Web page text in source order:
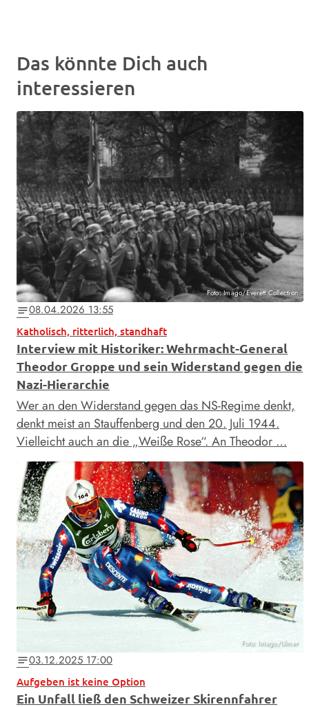
Das könnte Dich auch
interessieren
Foto: Imago/Everett Collection
notes08.04.2026 13:55
Katholisch, ritterlich, standhaft
Interview mit Historiker: Wehrmacht-General
Theodor Groppe und sein Widerstand gegen die
Nazi-Hierarchie
Wer an den Widerstand gegen das NS-Regime denkt,
denkt meist an Stauffenberg und den 20. Juli 1944.
Vielleicht auch an die „Weiße Rose“. An Theodor …
Foto: Imago/Ulmer
notes03.12.2025 17:00
Aufgeben ist keine Option
Ein Unfall ließ den Schweizer Skirennfahrer